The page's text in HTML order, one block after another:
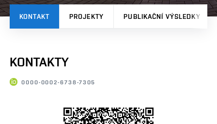
KONTAKT PROJEKTY PUBLIKAČNÍ VÝSLEDKY
KONTAKTY
0000-0002-6738-7305